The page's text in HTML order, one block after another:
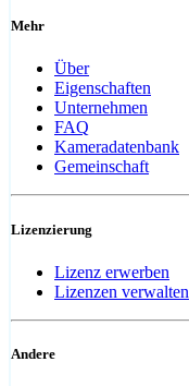
Mehr
Über
Eigenschaften
Unternehmen
FAQ
Kameradatenbank
Gemeinschaft
Lizenzierung
Lizenz erwerben
Lizenzen verwalten
Andere